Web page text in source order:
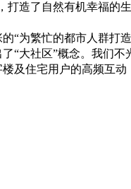
打造了自然有机幸福的生
“为繁忙的都市人群打
“大社区”概念。我们
及住宅用户的高频互动